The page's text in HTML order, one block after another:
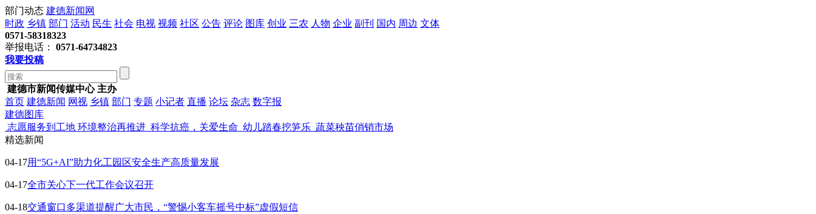
部门动态 建德新闻网
时政 乡镇 部门 活动 民生 社会 电视 视频 社区 公告 评论 图库 创业 三农 人物 企业 副刊 国内 周边 文体
0571-58318323
举报电话：
0571-64734823
我要投稿
建德市新闻传媒中心 主办
首页 建德新闻 网视 乡镇 部门 专题 小记者 直播 论坛 杂志 数字报
建德图库
志愿服务到工地 环境整治再推进 科学抗癌，关爱生命 幼儿踏春挖笋乐 蔬菜秧苗俏销市场
精选新闻
04-17用“5G+AI”助力化工园区安全生产高质量发展
04-17全市关心下一代工作会议召开
04-18交通窗口多渠道提醒广大市民，“警惕小客车摇号中标”虚假短信